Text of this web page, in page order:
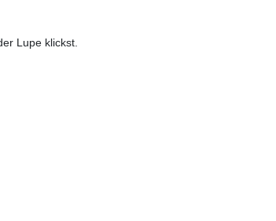
Lupe klickst.